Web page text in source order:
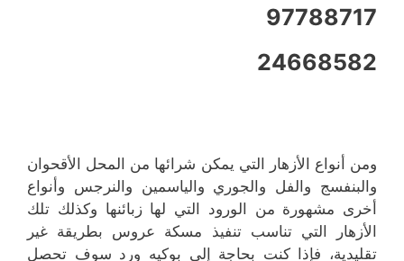
97788717
24668582
ومن أنواع الأزهار التي يمكن شرائها من المحل الأقحوان
والبنفسج والفل والجوري والياسمين والنرجس وأنواع
أخرى مشهورة من الورود التي لها زبائنها وكذلك تلك
الأزهار التي تناسب تنفيذ مسكة عروس بطريقة غير
تقليدية، فإذا كنت بحاجة إلى بوكيه ورد سوف تحصل